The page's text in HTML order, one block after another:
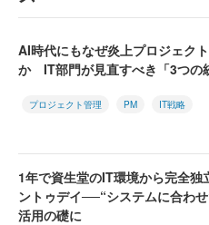
AI時代にもなぜ炎上プロジェク
か IT部門が見直すべき「3つの
プロジェクト管理 PM IT戦略
1年で資生堂のIT環境から完全独
ントゥデイ──“システムに合わ
活用の礎に